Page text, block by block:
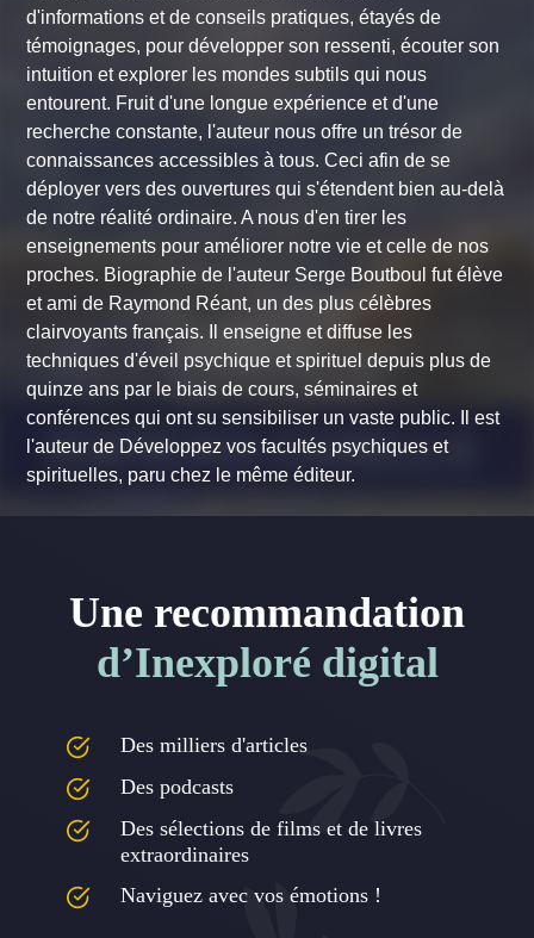
d'informations et de conseils pratiques, étayés de
témoignages, pour développer son ressenti, écouter son
intuition et explorer les mondes subtils qui nous
entourent. Fruit d'une longue expérience et d'une
recherche constante, l'auteur nous offre un trésor de
connaissances accessibles à tous. Ceci afin de se
déployer vers des ouvertures qui s'étendent bien au-delà
de notre réalité ordinaire. A nous d'en tirer les
enseignements pour améliorer notre vie et celle de nos
proches. Biographie de l'auteur Serge Boutboul fut élève
et ami de Raymond Réant, un des plus célèbres
clairvoyants français. Il enseigne et diffuse les
techniques d'éveil psychique et spirituel depuis plus de
quinze ans par le biais de cours, séminaires et
conférences qui ont su sensibiliser un vaste public. Il est
l'auteur de Développez vos facultés psychiques et
spirituelles, paru chez le même éditeur.
Une recommandation
d’Inexploré digital
Des milliers d'articles
Des podcasts
Des sélections de films et de livres
extraordinaires
Naviguez avec vos émotions !